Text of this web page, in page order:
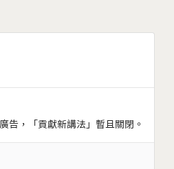
告，「貢獻新講法」暫且關閉。